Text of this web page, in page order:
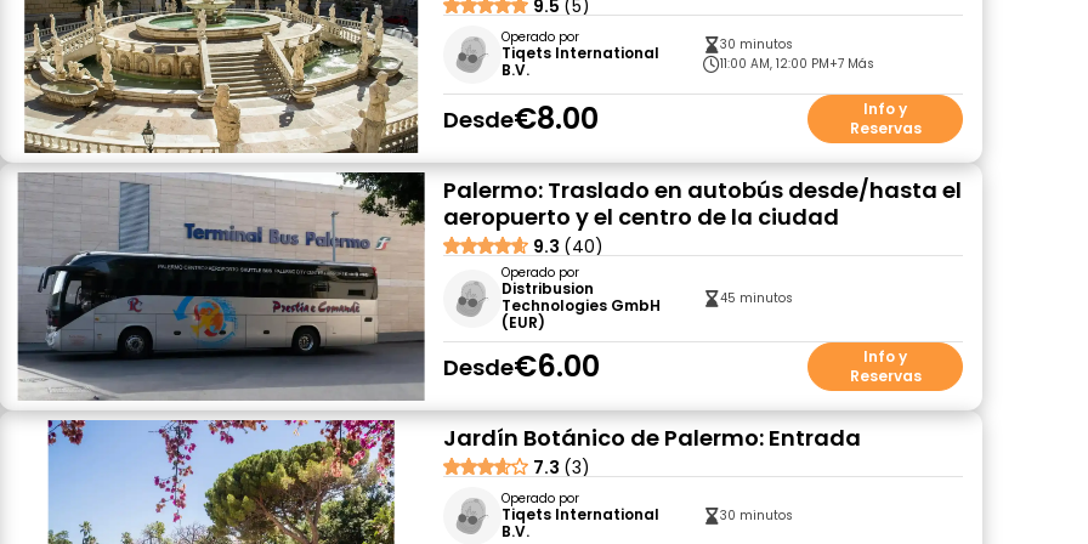
9.5 (5)
Operado por
Tiqets International
B.V.
30 minutos
11:00 AM, 12:00 PM+7 Más
Desde€8.00
Info y
Reservas
Palermo: Traslado en autobús desde/hasta el
aeropuerto y el centro de la ciudad
9.3 (40)
Operado por
Distribusion
Technologies GmbH
(EUR)
45 minutos
Desde€6.00
Info y
Reservas
Jardín Botánico de Palermo: Entrada
7.3 (3)
Operado por
Tiqets International
B.V.
30 minutos